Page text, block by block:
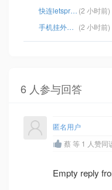
快连letspro官网 (2 小时前)
手机挂外网软件 (2 小时前)
6 人参与回答
匿名用户
蔡 等 1 人赞同
Empty reply